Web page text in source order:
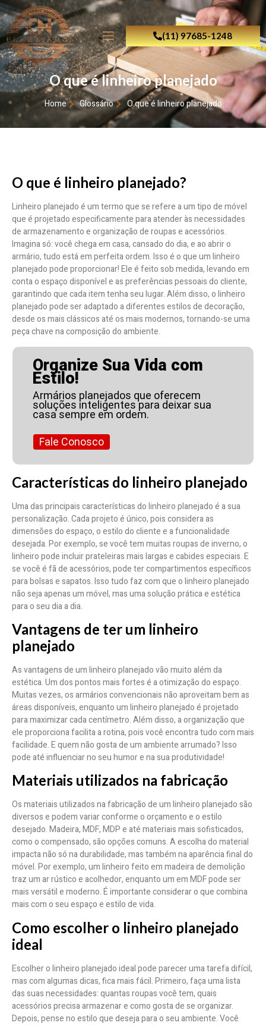
(11) 97685-1248
O que é linheiro planejado
Home Glossário O que é linheiro planejado
O que é linheiro planejado?
Linheiro planejado é um termo que se refere a um tipo de móvel
que é projetado especificamente para atender às necessidades
de armazenamento e organização de roupas e acessórios.
Imagina só: você chega em casa, cansado do dia, e ao abrir o
armário, tudo está em perfeita ordem. Isso é o que um linheiro
planejado pode proporcionar! Ele é feito sob medida, levando em
conta o espaço disponível e as preferências pessoais do cliente,
garantindo que cada item tenha seu lugar. Além disso, o linheiro
planejado pode ser adaptado a diferentes estilos de decoração,
desde os mais clássicos até os mais modernos, tornando-se uma
peça chave na composição do ambiente.
Organize Sua Vida com
Estilo!
Armários planejados que oferecem
soluções inteligentes para deixar sua
casa sempre em ordem.
Fale Conosco
Características do linheiro planejado
Uma das principais características do linheiro planejado é a sua
personalização. Cada projeto é único, pois considera as
dimensões do espaço, o estilo do cliente e a funcionalidade
desejada. Por exemplo, se você tem muitas roupas de inverno, o
linheiro pode incluir prateleiras mais largas e cabides especiais. E
se você é fã de acessórios, pode ter compartimentos específicos
para bolsas e sapatos. Isso tudo faz com que o linheiro planejado
não seja apenas um móvel, mas uma solução prática e estética
para o seu dia a dia.
Vantagens de ter um linheiro
planejado
As vantagens de um linheiro planejado vão muito além da
estética. Um dos pontos mais fortes é a otimização do espaço.
Muitas vezes, os armários convencionais não aproveitam bem as
áreas disponíveis, enquanto um linheiro planejado é projetado
para maximizar cada centímetro. Além disso, a organização que
ele proporciona facilita a rotina, pois você encontra tudo com mais
facilidade. E quem não gosta de um ambiente arrumado? Isso
pode até influenciar no seu humor e na sua produtividade!
Materiais utilizados na fabricação
Os materiais utilizados na fabricação de um linheiro planejado são
diversos e podem variar conforme o orçamento e o estilo
desejado. Madeira, MDF, MDP e até materiais mais sofisticados,
como o compensado, são opções comuns. A escolha do material
impacta não só na durabilidade, mas também na aparência final do
móvel. Por exemplo, um linheiro feito em madeira de demolição
traz um ar rústico e acolhedor, enquanto um em MDF pode ser
mais versátil e moderno. É importante considerar o que combina
mais com o seu espaço e estilo de vida.
Como escolher o linheiro planejado
ideal
Escolher o linheiro planejado ideal pode parecer uma tarefa difícil,
mas com algumas dicas, fica mais fácil. Primeiro, faça uma lista
das suas necessidades: quantas roupas você tem, quais
acessórios precisa armazenar e como gosta de se organizar.
Depois, pense no estilo que deseja para o seu ambiente. Você